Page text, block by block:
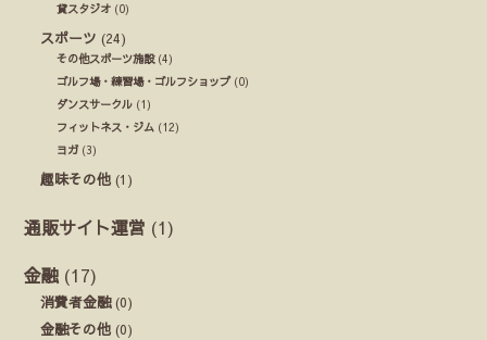
貸スタジオ (0)
スポーツ (24)
その他スポーツ施設(4)
ゴルフ場・練習場・ゴルフショップ(0)
ダンスサークル (1)
フィットネス・ジム (12)
ヨガ (3)
趣味その他 (1)
通販サイト運営 (1)
金融 (17)
消費者金融(0)
金融その他 (0)